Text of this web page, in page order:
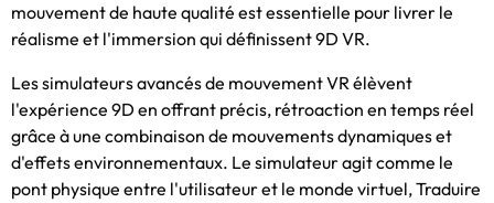
mouvement de haute qualité est essentielle pour livrer le
réalisme et l'immersion qui définissent 9D VR.
Les simulateurs avancés de mouvement VR élèvent
l'expérience 9D en offrant précis, rétroaction en temps réel
grâce à une combinaison de mouvements dynamiques et
d'effets environnementaux. Le simulateur agit comme le
pont physique entre l'utilisateur et le monde virtuel, Traduire